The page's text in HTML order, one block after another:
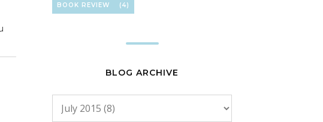
BOOK REVIEW (4)
BLOG ARCHIVE